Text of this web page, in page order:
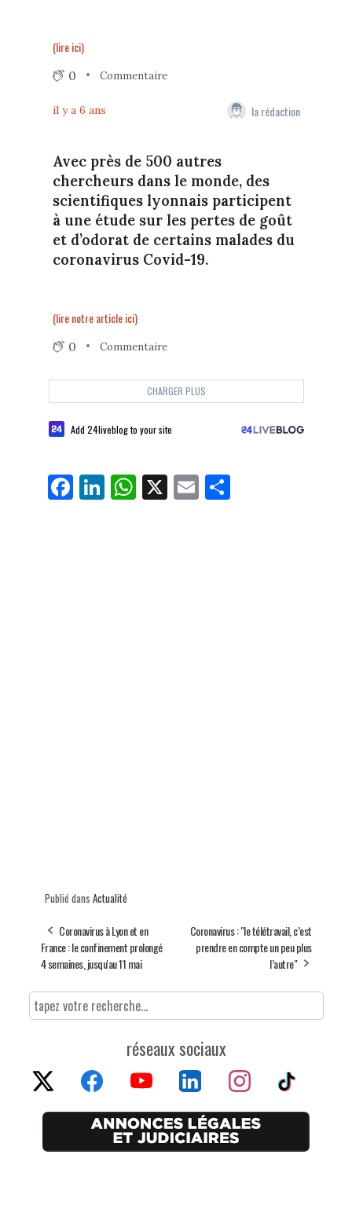
(lire ici)
0 Commentaire
il y a 6 ans la rédaction
Avec près de 500 autres
chercheurs dans le monde, des
scientifiques lyonnais participent
à une étude sur les pertes de goût
et d’odorat de certains malades du
coronavirus Covid-19.
(lire notre article ici)
0 Commentaire
CHARGER PLUS
Add 24liveblog to your site
Fa
ce
Li
nk
W
ha
X E
m
Pa
rt
Publié dans Actualité
Coronavirus à Lyon et en
France : le confinement prolongé
4 semaines, jusqu'au 11 mai
Coronavirus : "le télétravail, c’est
prendre en compte un peu plus
l’autre"
réseaux sociaux